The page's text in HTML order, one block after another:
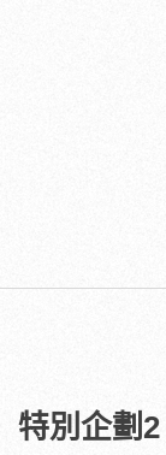
特別企劃